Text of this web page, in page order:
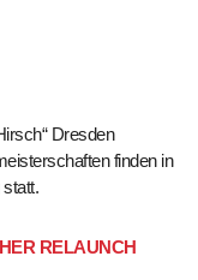
Dresden
finden in
RELAUNCH